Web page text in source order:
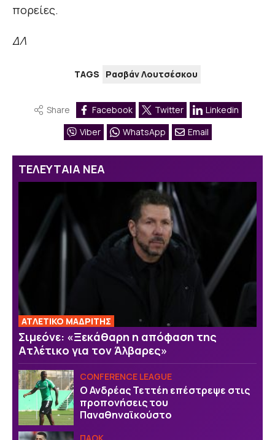
πορείες.
ΔΛ
TAGS Ρασβάν Λουτσέσκου
Share Facebook Twitter
Linkedin
Viber
WhatsApp Email
ΤΕΛΕΥΤΑΙΑ ΝΕΑ
ΑΤΛΕΤΙΚΟ ΜΑΔΡΙΤΗΣ
Σιμεόνε: «Ξεκάθαρη η απόφαση της
Ατλέτικο για τον Άλβαρες»
CONFERENCE LEAGUE
Ο Ανδρέας Τεττέη επέστρεψε στις
προπονήσεις του
Παναθηναϊκούστο